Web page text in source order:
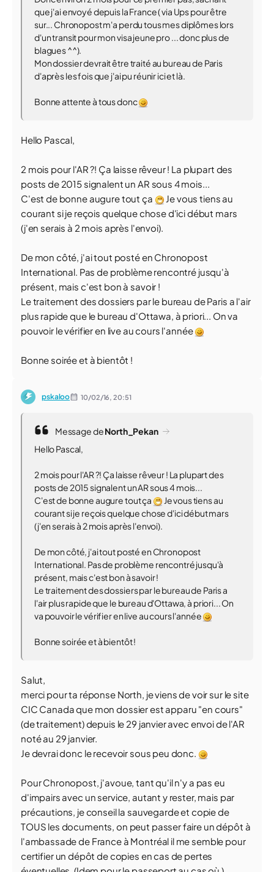
que j'ai envoyé depuis la France ( via Ups pour être
sur... Chronopost m'a perdu tous mes diplômes lors
d'un transit pour mon visa jeune pro ... donc plus de
blagues ^^).
Mon dossier devrait être traité au bureau de Paris
d'après les fois que j'ai pu réunir ici et là.
Bonne attente à tous donc
Hello Pascal,
2 mois pour l'AR ?! Ça laisse rêveur ! La plupart des
posts de 2015 signalent un AR sous 4 mois...
C'est de bonne augure tout ça
Je vous tiens au
courant si je reçois quelque chose d'ici début mars
(j'en serais à 2 mois après l'envoi).
De mon côté, j'ai tout posté en Chronopost
International. Pas de problème rencontré jusqu'à
présent, mais c'est bon à savoir !
Le traitement des dossiers par le bureau de Paris a l'air
plus rapide que le bureau d'Ottawa, à priori... On va
pouvoir le vérifier en live au cours l'année
Bonne soirée et à bientôt !
pskaloo 10/02/16,20:51
Message deNorth_Pekan
Hello Pascal,
2 mois pour l'AR ?! Ça laisse rêveur ! La plupart des
posts de 2015 signalent un AR sous 4 mois...
C'est de bonne augure tout ça
Je vous tiens au
courant si je reçois quelque chose d'ici début mars
(j'en serais à 2 mois après l'envoi).
De mon côté, j'ai tout posté en Chronopost
International. Pas de problème rencontré jusqu'à
présent, mais c'est bon à savoir !
Le traitement des dossiers par le bureau de Paris a
l'air plus rapide que le bureau d'Ottawa, à priori... On
va pouvoir le vérifier en live au cours l'année
Bonne soirée et à bientôt !
Salut,
merci pour ta réponse North, je viens de voir sur le site
CIC Canada que mon dossier est apparu "en cours"
(de traitement) depuis le 29 janvier avec envoi de l'AR
noté au 29 janvier.
Je devrai donc le recevoir sous peu donc.
Pour Chronopost, j'avoue, tant qu'il n'y a pas eu
d'impairs avec un service, autant y rester, mais par
précautions, je conseil la sauvegarde et copie de
TOUS les documents, on peut passer faire un dépôt à
l'ambassade de France à Montréal il me semble pour
certifier un dépôt de copies en cas de pertes